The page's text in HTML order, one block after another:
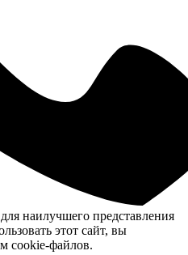
наилучшего представления
этот сайт, вы
cookie-файлов.